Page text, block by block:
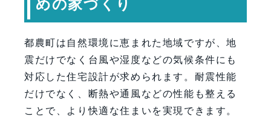
めの家づくり
都農町は自然環境に恵まれた地域ですが、地
震だけでなく台風や湿度などの気候条件にも
対応した住宅設計が求められます。耐震性能
だけでなく、断熱や通風などの性能も整える
ことで、より快適な住まいを実現できます。